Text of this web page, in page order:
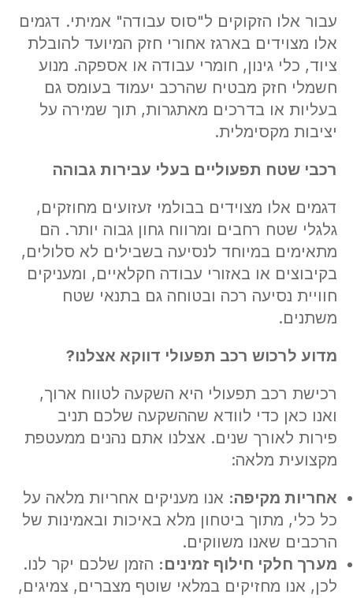
עבור אלו הזקוקים ל"סוס עבודה" אמיתי. דגמים
אלו מצוידים בארגז אחורי חזק המיועד להובלת
ציוד, כלי גינון, חומרי עבודה או אספקה. מנוע
חשמלי חזק מבטיח שהרכב יעמוד בעומס גם
בעליות או בדרכים מאתגרות, תוך שמירה על
יציבות מקסימלית.
רכבי שטח תפעוליים בעלי עבירות גבוהה
דגמים אלו מצוידים בבולמי זעזועים מחוזקים,
גלגלי שטח רחבים ומרווח גחון גבוה יותר. הם
מתאימים במיוחד לנסיעה בשבילים לא סלולים,
בקיבוצים או באזורי עבודה חקלאיים, ומעניקים
חוויית נסיעה רכה ובטוחה גם בתנאי שטח
משתנים.
מדוע לרכוש רכב תפעולי דווקא אצלנו?
רכישת רכב תפעולי היא השקעה לטווח ארוך,
ואנו כאן כדי לוודא שההשקעה שלכם תניב
פירות לאורך שנים. אצלנו אתם נהנים ממעטפת
מקצועית מלאה:
אחריות מקיפה: אנו מעניקים אחריות מלאה על
כל כלי, מתוך ביטחון מלא באיכות ובאמינות של
הרכבים שאנו משווקים.
מערך חלקי חילוף זמינים: הזמן שלכם יקר לנו.
לכן, אנו מחזיקים במלאי שוטף מצברים, צמיגים,